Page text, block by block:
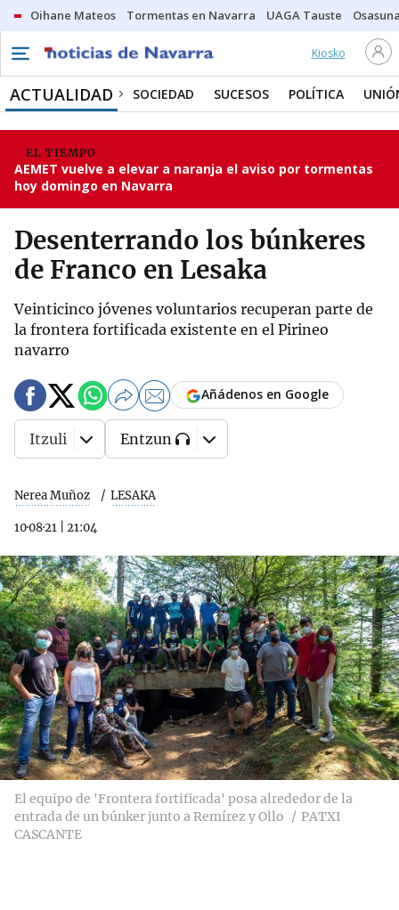
Oihane Mateos Tormentas en Navarra UAGA Tauste
Kiosko
ACTUALIDAD SOCIEDAD SUCESOS POLÍTICA
EL TIEMPO
AEMET vuelve a elevar a naranja el aviso por tormentas
hoy domingo en Navarra
Desenterrando los búnkeres
de Franco en Lesaka
Veinticinco jóvenes voluntarios recuperan parte de
la frontera fortificada existente en el Pirineo
navarro
Nerea Muñoz LESAKA
10·08·21 21:04
Añádenos en Google
Itzuli Entzun
El equipo de 'Frontera fortificada' posa alrededor de la
entrada de un búnker junto a Remírez y Ollo
PATXI
CASCANTE